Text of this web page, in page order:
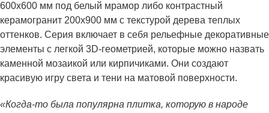
600х600 мм под белый мрамор либо контрастный
керамогранит 200x900 мм с текстурой дерева теплых
оттенков. Серия включает в себя рельефные декоративные
элементы с легкой 3D-геометрией, которые можно назвать
каменной мозаикой или кирпичиками. Они создают
красивую игру света и тени на матовой поверхности.
«Когда-то была популярна плитка, которую в народе